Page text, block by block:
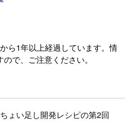
ら1年以上経過しています。情
で、ご注意ください。
ょい足し開発レシピの第2回